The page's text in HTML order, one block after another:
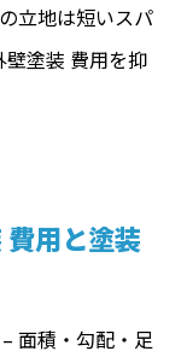
立地は短いスパ
壁塗装 費用を抑
用と塗装
面積・勾配・足